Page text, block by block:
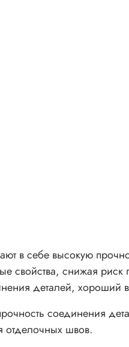
высокую
свойства, снижая
деталей, хороший
соединения
отделочных швов.